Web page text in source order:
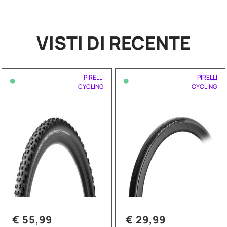
VISTI DI RECENTE
•
PIRELLI
CYCLING
€ 55,99
•
PIRELLI
CYCLING
€ 29,99